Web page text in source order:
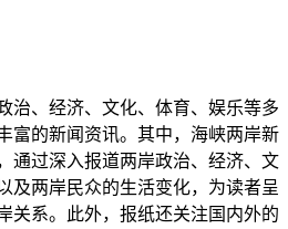
治、经济、文化、体育、娱乐等多
富的新闻资讯。其中，海峡两岸新
通过深入报道两岸政治、经济、文
及两岸民众的生活变化，为读者呈
关系。此外，报纸还关注国内外的